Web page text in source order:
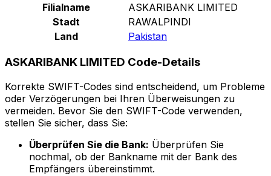
Filialname
ASKARIBANK LIMITED
Stadt
RAWALPINDI
Land
Pakistan
ASKARIBANK LIMITED Code-Details
Korrekte SWIFT-Codes sind entscheidend, um Probleme
oder Verzögerungen bei Ihren Überweisungen zu
vermeiden. Bevor Sie den SWIFT-Code verwenden,
stellen Sie sicher, dass Sie:
Überprüfen Sie die Bank: Überprüfen Sie
nochmal, ob der Bankname mit der Bank des
Empfängers übereinstimmt.